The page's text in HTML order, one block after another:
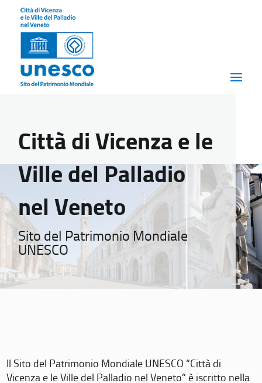
Città di Vicenza e le
Ville del Palladio
nel Veneto
Sito del Patrimonio Mondiale
UNESCO
Il Sito del Patrimonio Mondiale UNESCO “Città di
Vicenza e le Ville del Palladio nel Veneto” è iscritto nella